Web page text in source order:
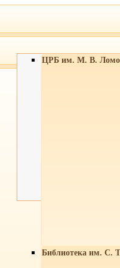
ЦРБ им. М. В.
Библиотека им. С.